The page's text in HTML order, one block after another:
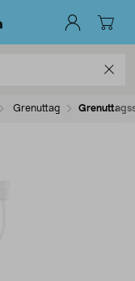
Grenuttag